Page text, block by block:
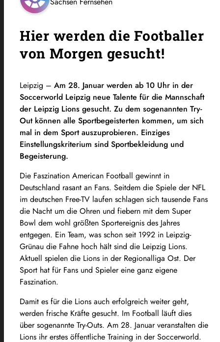
Hier werden die Footballer
von Morgen gesucht!
Leipzig – Am 28. Januar werden ab 10 Uhr in der
Soccerworld Leipzig neue Talente für die Mannschaft
der Leipzig Lions gesucht. Zu dem sogenannten Try-
Out können alle Sportbegeisterten kommen, um sich
mal in dem Sport auszuprobieren. Einziges
Einstellungskriterium sind Sportbekleidung und
Begeisterung.
Die Faszination American Football gewinnt in
Deutschland rasant an Fans. Seitdem die Spiele der NFL
im deutschen Free-TV laufen schlagen sich tausende Fans
die Nacht um die Ohren und fiebern mit dem Super
Bowl dem wohl größten Sportereignis des Jahres
entgegen. Ein Team, was schon seit 1992 in Leipzig-
Grünau die Fahne hoch hält sind die Leipzig Lions.
Aktuell spielen die Lions in der Regionalliga Ost. Der
Sport hat für Fans und Spieler eine ganz eigene
Faszination.
Damit es für die Lions auch erfolgreich weiter geht,
werden frische Kräfte gesucht. Im Football läuft dies
über sogenannte Try-Outs. Am 28. Januar veranstalten die
Lions ihr erstes öffentliche Training in der Soccerworld.